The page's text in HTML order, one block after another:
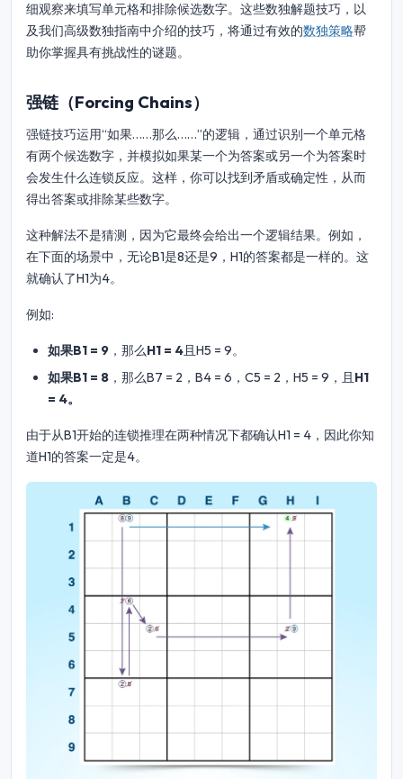
细观察来填写单元格和排除候选数字。这些数独解题技巧，以
及我们高级数独指南中介绍的技巧，将通过有效的数独策略帮
助你掌握具有挑战性的谜题。
强链（Forcing Chains）
强链技巧运用“如果……那么……”的逻辑，通过识别一个单元格
有两个候选数字，并模拟如果某一个为答案或另一个为答案时
会发生什么连锁反应。这样，你可以找到矛盾或确定性，从而
得出答案或排除某些数字。
这种解法不是猜测，因为它最终会给出一个逻辑结果。例如，
在下面的场景中，无论B1是8还是9，H1的答案都是一样的。这
就确认了H1为4。
例如:
如果B1 = 9 ，那么H1 = 4且H5 = 9。
如果B1 = 8 ，那么B7 = 2，B4 = 6，C5 = 2，H5 = 9，且 H1
= 4。
由于从B1开始的连锁推理在两种情况下都确认H1 = 4，因此你知
道H1的答案一定是4。